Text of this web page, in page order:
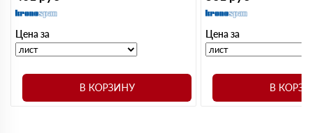
Цена за
В КОРЗИНУ
Цена за
В